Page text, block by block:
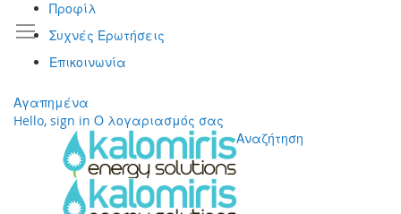
Προφίλ
Συχνές Ερωτήσεις
Επικοινωνία
Αγαπημένα
Hello, sign in Ο λογαριασμός σας
Αναζήτηση